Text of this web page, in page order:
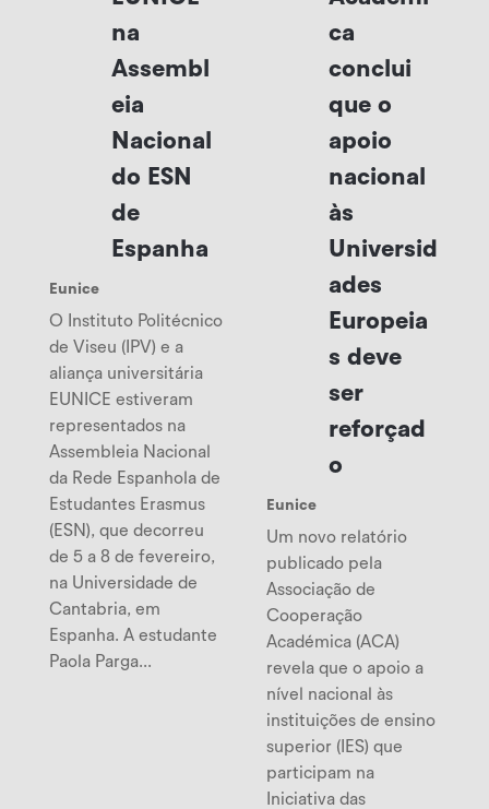
na
Assembl
eia
Nacional
do ESN
de
Espanha
Eunice
O Instituto Politécnico
de Viseu (IPV) e a
aliança universitária
EUNICE estiveram
representados na
Assembleia Nacional
da Rede Espanhola de
Estudantes Erasmus
(ESN), que decorreu
de 5 a 8 de fevereiro,
na Universidade de
Cantabria, em
Espanha. A estudante
Paola Parga...
ca
conclui
que o
apoio
nacional
às
Universid
ades
Europeia
s deve
ser
reforçad
o
Eunice
Um novo relatório
publicado pela
Associação de
Cooperação
Académica (ACA)
revela que o apoio a
nível nacional às
instituições de ensino
superior (IES) que
participam na
Iniciativa das